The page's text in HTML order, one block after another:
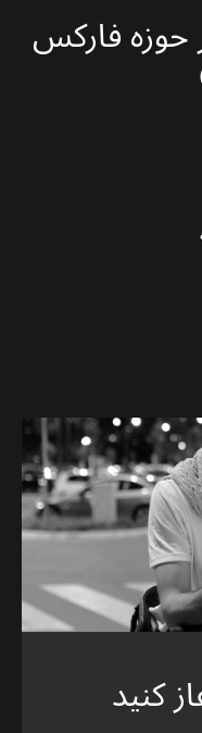
حوزه فارکس
کنید